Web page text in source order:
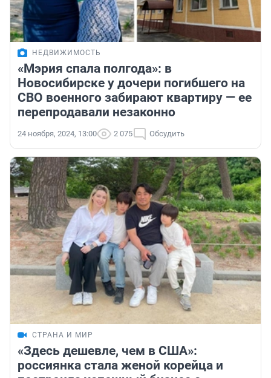
НЕДВИЖИМОСТЬ
«Мэрия спала полгода»: в
Новосибирске у дочери погибшего на
СВО военного забирают квартиру — ее
перепродавали незаконно
24 ноября, 2024, 13:00 2 075 Обсудить
СТРАНА И МИР
«Здесь дешевле, чем в США»:
россиянка стала женой корейца и